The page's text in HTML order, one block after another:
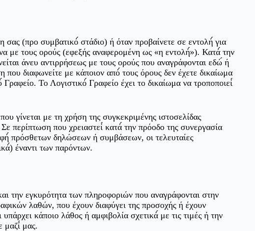
σας (προ συμβατικό́ στάδιο) ή όταν προβαίνετε σε εντολή́ για
τους ορούς (εφεξής αναφερομένη ως «η εντολή́»). Κατά́ την
άνευ αντιρρήσεως με τους ορούς που αναγράφονται εδώ́ ή
διαφωνείτε με κάποιον από́ τους όρους δεν έχετε δικαίωμα
Το Λογιστικό́ Γραφείο έχει το δικαίωμα να τροποποιεί́
γίνεται με τη χρήση της συγκεκριμένης ιστοσελίδας
περίπτωση που χρειαστεί́ κατά́ την πρόοδο της συνεργασία
πρόσθετων δηλώσεων ή συμβάσεων, οι τελευταίες
έναντι των παρόντων.
την εγκυρότητα των πληροφοριών που αναγράφονται στην
λαθών, που έχουν διαφύγει της προσοχής ή έχουν
κάποιο λάθος ή αμφιβολία σχετικά́ με τις τιμές ή την
μαζί́ μας.